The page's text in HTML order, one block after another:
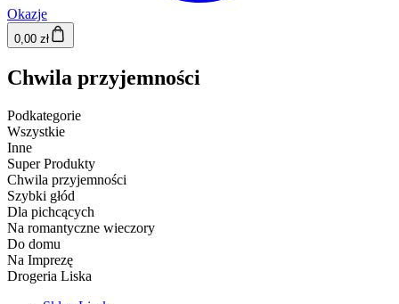
Okazje
0,00 zł
Chwila przyjemności
Podkategorie
Wszystkie
Inne
Super Produkty
Chwila przyjemności
Szybki głód
Dla pichcących
Na romantyczne wieczory
Do domu
Na Imprezę
Drogeria Liska